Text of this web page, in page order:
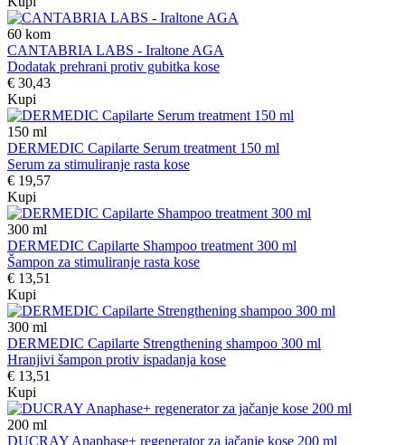
60 kom
CANTABRIA LABS - Iraltone AGA
Dodatak prehrani protiv gubitka kose
€ 30,43
Kupi
150 ml
DERMEDIC Capilarte Serum treatment 150 ml
Serum za stimuliranje rasta kose
€ 19,57
Kupi
300 ml
DERMEDIC Capilarte Shampoo treatment 300 ml
Šampon za stimuliranje rasta kose
€ 13,51
Kupi
300 ml
DERMEDIC Capilarte Strengthening shampoo 300 ml
Hranjivi šampon protiv ispadanja kose
€ 13,51
Kupi
200 ml
DUCRAY Anaphase+ regenerator za jačanje kose 200 ml